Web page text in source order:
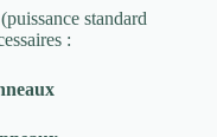
(puissance standard
: